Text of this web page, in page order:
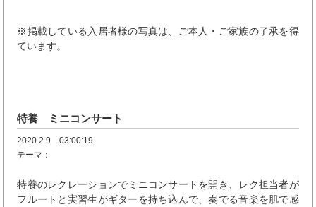
※掲載している入居者様の写真は、ご本人・ご家族の了承を得
ています。
特養 ミニコンサート
2020.2.9 03:00:19
テーマ：
特養のレクレーションでミニコンサートを開き、レク担当者が
フルートと実習生がギターを持ち込んで、奏でる音楽を肌で感